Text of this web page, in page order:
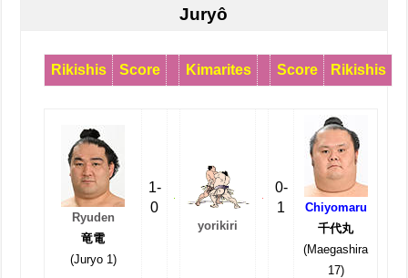
Juryô
Rikishis Score Kimarites Score Rikishis
Ryuden
竜電
(Juryo 1)
1-
0
yorikiri
0-
1
Chiyomaru
千代丸
(Maegashira
17)